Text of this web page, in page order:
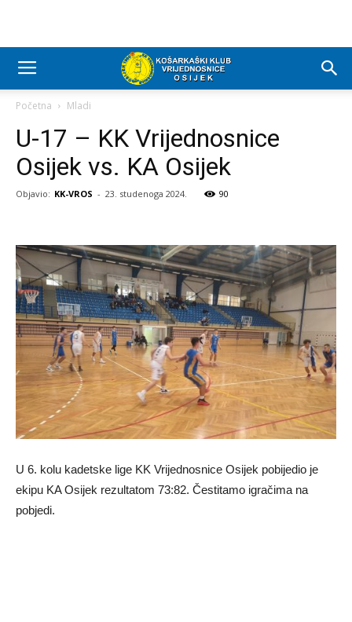
Početna Mladi
U-17 – KK Vrijednosnice
Osijek vs. KA Osijek
Objavio: KK-VROS - 23. studenoga 2024. 90
U 6. kolu kadetske lige KK Vrijednosnice Osijek pobijedio je
ekipu KA Osijek rezultatom 73:82. Čestitamo igračima na
pobjedi.